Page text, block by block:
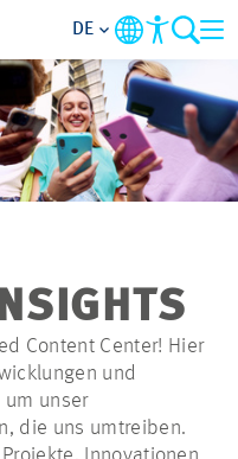
DE
Content Center! Hier
und
um unser
die uns umtreiben.